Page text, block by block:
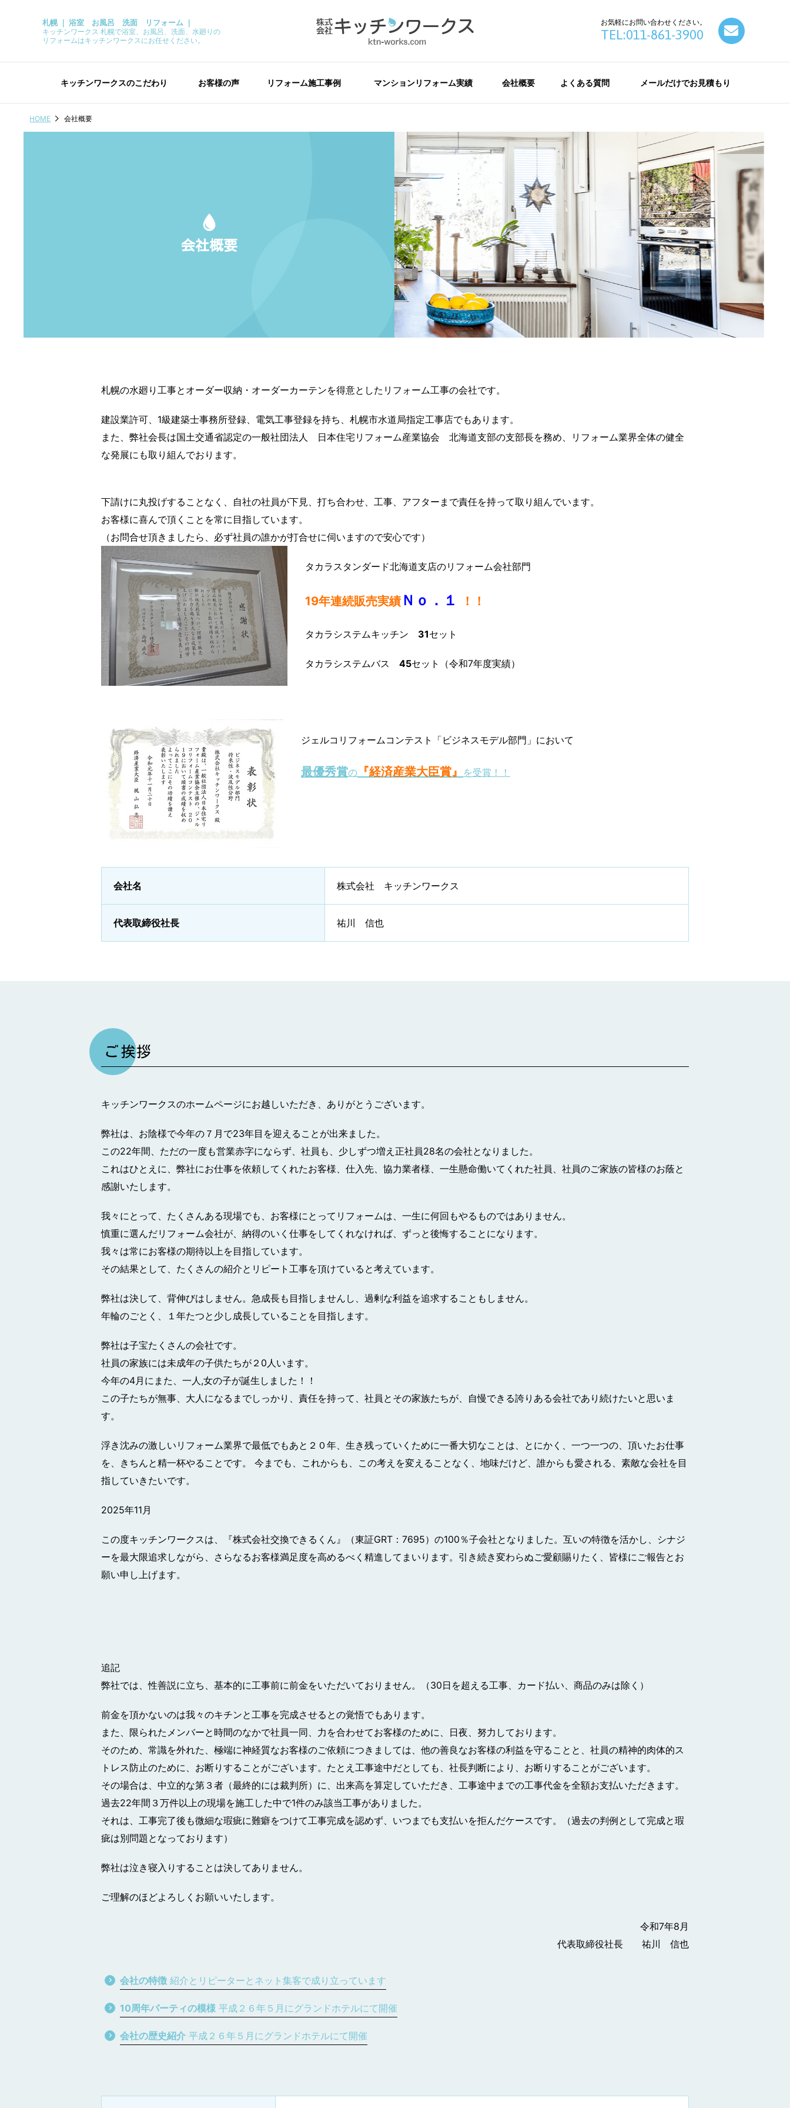
札幌 ｜ 浴室 お風呂 洗面 リフォーム ｜
キッチンワークス 札幌で浴室、お風呂、洗面、水廻りの
リフォームはキッチンワークスにお任せください。
お気軽にお問い合わせください。
TEL:011-861-3900
キッチンワークスのこだわり お客様の声 リフォーム施工事例 マンションリフォーム実績 会社概要 よくある質問 メールだけでお見積もり
HOME 会社概要
会社概要
札幌の水廻り工事とオーダー収納・オーダーカーテンを得意としたリフォーム工事の会社です。
建設業許可、1級建築士事務所登録、電気工事登録を持ち、札幌市水道局指定工事店でもあります。
また、弊社会長は国土交通省認定の一般社団法人 日本住宅リフォーム産業協会 北海道支部の支部長を務め、リフォーム業界全体の健全
な発展にも取り組んでおります。
下請けに丸投げすることなく、自社の社員が下見、打ち合わせ、工事、アフターまで責任を持って取り組んでいます。
お客様に喜んで頂くことを常に目指しています。
（お問合せ頂きましたら、必ず社員の誰かが打合せに伺いますので安心です）
タカラスタンダード北海道支店のリフォーム会社部門
19年連続販売実績Ｎｏ．１ ！！
タカラシステムキッチン 31セット
タカラシステムバス 45セット（令和7年度実績）
ジェルコリフォームコンテスト「ビジネスモデル部門」において
最優秀賞の 『経済産業大臣賞』 を受賞！！
会社名 株式会社 キッチンワークス
代表取締役社長 祐川 信也
ご挨拶
キッチンワークスのホームページにお越しいただき、ありがとうございます。
弊社は、お陰様で今年の７月で23年目を迎えることが出来ました。
この22年間、ただの一度も営業赤字にならず、社員も、少しずつ増え正社員28名の会社となりました。
これはひとえに、弊社にお仕事を依頼してくれたお客様、仕入先、協力業者様、一生懸命働いてくれた社員、社員のご家族の皆様のお蔭と
感謝いたします。
我々にとって、たくさんある現場でも、お客様にとってリフォームは、一生に何回もやるものではありません。
慎重に選んだリフォーム会社が、納得のいく仕事をしてくれなければ、ずっと後悔することになります。
我々は常にお客様の期待以上を目指しています。
その結果として、たくさんの紹介とリピート工事を頂けていると考えています。
弊社は決して、背伸びはしません。急成長も目指しませんし、過剰な利益を追求することもしません。
年輪のごとく、１年たつと少し成長していることを目指します。
弊社は子宝たくさんの会社です。
社員の家族には未成年の子供たちが２0人います。
今年の4月にまた、一人,女の子が誕生しました！！
この子たちが無事、大人になるまでしっかり、責任を持って、社員とその家族たちが、自慢できる誇りある会社であり続けたいと思いま
す。
浮き沈みの激しいリフォーム業界で最低でもあと２０年、生き残っていくために一番大切なことは、とにかく、一つ一つの、頂いたお仕事
を、きちんと精一杯やることです。 今までも、これからも、この考えを変えることなく、地味だけど、誰からも愛される、素敵な会社を目
指していきたいです。
2025年11月
この度キッチンワークスは、『株式会社交換できるくん』（東証GRT：7695）の100％子会社となりました。互いの特徴を活かし、シナジ
ーを最大限追求しながら、さらなるお客様満足度を高めるべく精進してまいります。引き続き変わらぬご愛顧賜りたく、皆様にご報告とお
願い申し上げます。
追記
弊社では、性善説に立ち、基本的に工事前に前金をいただいておりません。（30日を超える工事、カード払い、商品のみは除く）
前金を頂かないのは我々のキチンと工事を完成させるとの覚悟でもあります。
また、限られたメンバーと時間のなかで社員一同、力を合わせてお客様のために、日夜、努力しております。
そのため、常識を外れた、極端に神経質なお客様のご依頼につきましては、他の善良なお客様の利益を守ることと、社員の精神的肉体的ス
トレス防止のために、お断りすることがございます。たとえ工事途中だとしても、社長判断により、お断りすることがございます。
その場合は、中立的な第３者（最終的には裁判所）に、出来高を算定していただき、工事途中までの工事代金を全額お支払いただきます。
過去22年間３万件以上の現場を施工した中で1件のみ該当工事がありました。
それは、工事完了後も微細な瑕疵に難癖をつけて工事完成を認めず、いつまでも支払いを拒んだケースです。（過去の判例として完成と瑕
疵は別問題となっております）
弊社は泣き寝入りすることは決してありません。
ご理解のほどよろしくお願いいたします。
令和7年8月
代表取締役社長 祐川 信也
会社の特徴 紹介とリピーターとネット集客で成り立っています
10周年パーティの模様 平成２６年５月にグランドホテルにて開催
会社の歴史紹介 平成２６年５月にグランドホテルにて開催